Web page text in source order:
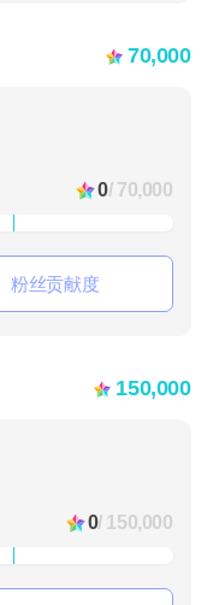
70,000
0/ 70,000
粉丝贡献度
150,000
0/ 150,000